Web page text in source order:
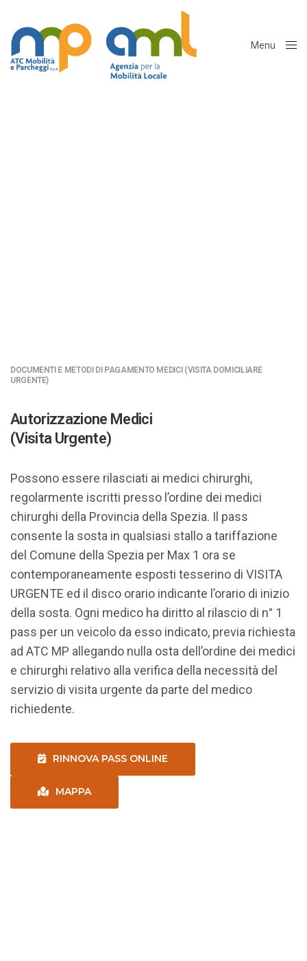
Menu
DOCUMENTI E METODI DI PAGAMENTO MEDICI (VISITA DOMICILIARE
URGENTE)
Autorizzazione Medici
(Visita Urgente)
Possono essere rilasciati ai medici chirurghi,
regolarmente iscritti presso l’ordine dei medici
chirurghi della Provincia della Spezia. Il pass
consente la sosta in qualsiasi stallo a tariffazione
del Comune della Spezia per Max 1 ora se
contemporaneamente esposti tesserino di VISITA
URGENTE ed il disco orario indicante l’orario di inizio
della sosta. Ogni medico ha diritto al rilascio di n° 1
pass per un veicolo da esso indicato, previa richiesta
ad ATC MP allegando nulla osta dell’ordine dei medici
e chirurghi relativo alla verifica della necessità del
servizio di visita urgente da parte del medico
richiedente.
RINNOVA PASS ONLINE
MAPPA